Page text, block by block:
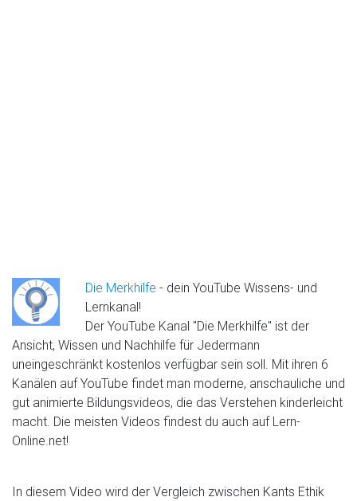
Die Merkhilfe - dein YouTube Wissens- und
Lernkanal!
Der YouTube Kanal "Die Merkhilfe" ist der
Ansicht, Wissen und Nachhilfe für Jedermann
uneingeschränkt kostenlos verfügbar sein soll. Mit ihren 6
Kanälen auf YouTube findet man moderne, anschauliche und
gut animierte Bildungsvideos, die das Verstehen kinderleicht
macht. Die meisten Videos findest du auch auf Lern-
Online.net!
In diesem Video wird der Vergleich zwischen Kants Ethik